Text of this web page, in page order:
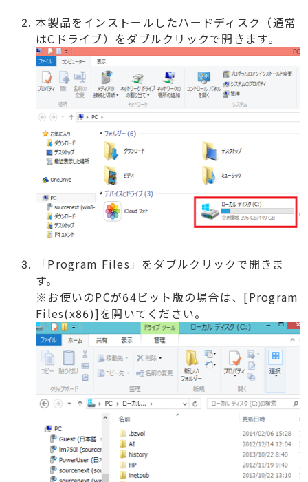
本製品をインストールしたハードディスク（通常
はCドライブ）をダブルクリックで開きます。
「Program Files」をダブルクリックで開きま
す。
※お使いのPCが64ビット版の場合は、[Program
Files(x86)]を開いてください。